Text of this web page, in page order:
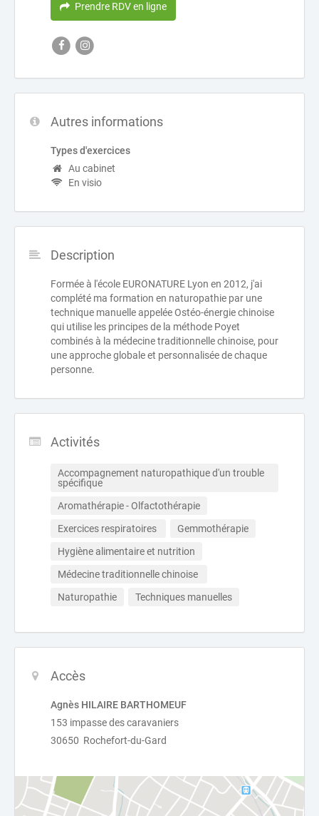
Prendre RDV en ligne
Autres informations
Types d'exercices
Au cabinet
En visio
Description
Formée à l'école EURONATURE Lyon en 2012, j'ai
complété ma formation en naturopathie par une
technique manuelle appelée Ostéo-énergie chinoise
qui utilise les principes de la méthode Poyet
combinés à la médecine traditionnelle chinoise, pour
une approche globale et personnalisée de chaque
personne.
Activités
Accompagnement naturopathique d'un trouble
spécifique
Aromathérapie - Olfactothérapie
Exercices respiratoires
Gemmothérapie
Hygiène alimentaire et nutrition
Médecine traditionnelle chinoise
Naturopathie
Techniques manuelles
Accès
Agnès HILAIRE BARTHOMEUF
153 impasse des caravaniers
30650 Rochefort-du-Gard